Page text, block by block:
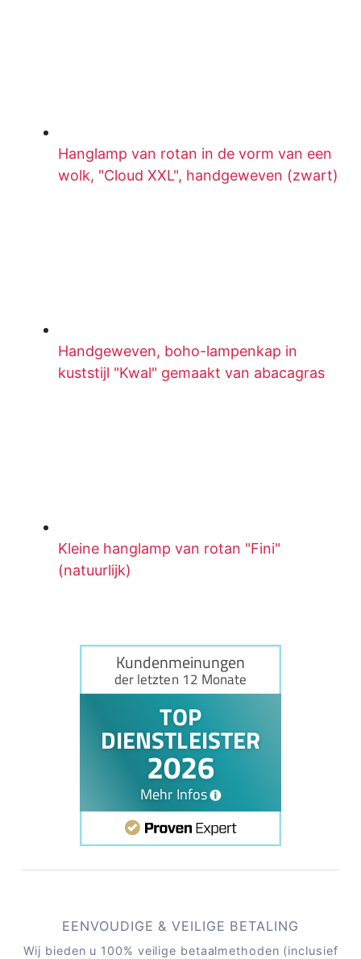
Hanglamp van rotan in de vorm van een
wolk, "Cloud XXL", handgeweven (zwart)
Handgeweven, boho-lampenkap in
kuststijl "Kwal" gemaakt van abacagras
Kleine hanglamp van rotan "Fini"
(natuurlijk)
EENVOUDIGE & VEILIGE BETALING
Wij bieden u 100% veilige betaalmethoden (inclusief